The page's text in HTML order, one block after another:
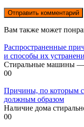
Вам также может
Распространенные
и способы их
Стиральные машины —
00
Причины, по которым
должным образом
Наличие дома
00